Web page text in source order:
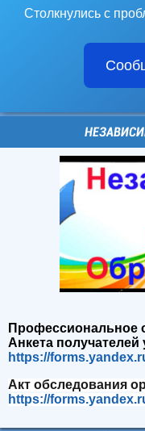
Столкнулись с
Профессиональное
Анкета получателей
https://
Акт обследования
https://